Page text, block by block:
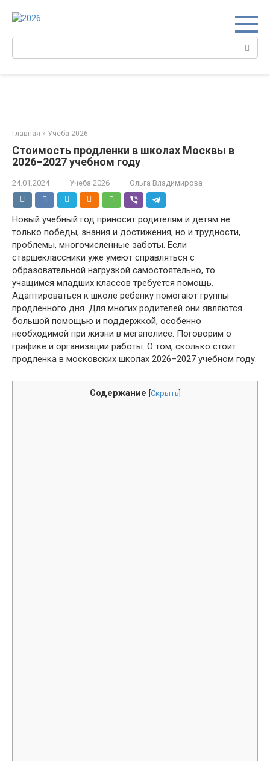
Поиск:
Главная » Учеба 2026
Стоимость продленки в школах Москвы в
2026–2027 учебном году
24.01.2024 Учеба 2026 Ольга Владимирова
Новый учебный год приносит родителям и детям не
только победы, знания и достижения, но и трудности,
проблемы, многочисленные заботы. Если
старшеклассники уже умеют справляться с
образовательной нагрузкой самостоятельно, то
учащимся младших классов требуется помощь.
Адаптироваться к школе ребенку помогают группы
продленного дня. Для многих родителей они являются
большой помощью и поддержкой, особенно
необходимой при жизни в мегаполисе. Поговорим о
графике и организации работы. О том, сколько стоит
продленка в московских школах 2026–2027 учебном году.
Содержание Скрыть